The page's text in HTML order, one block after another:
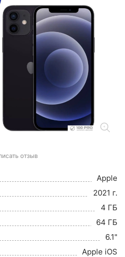
отзыв
Apple
2021 г.
4 ГБ
64 ГБ
6.1"
Apple iOS